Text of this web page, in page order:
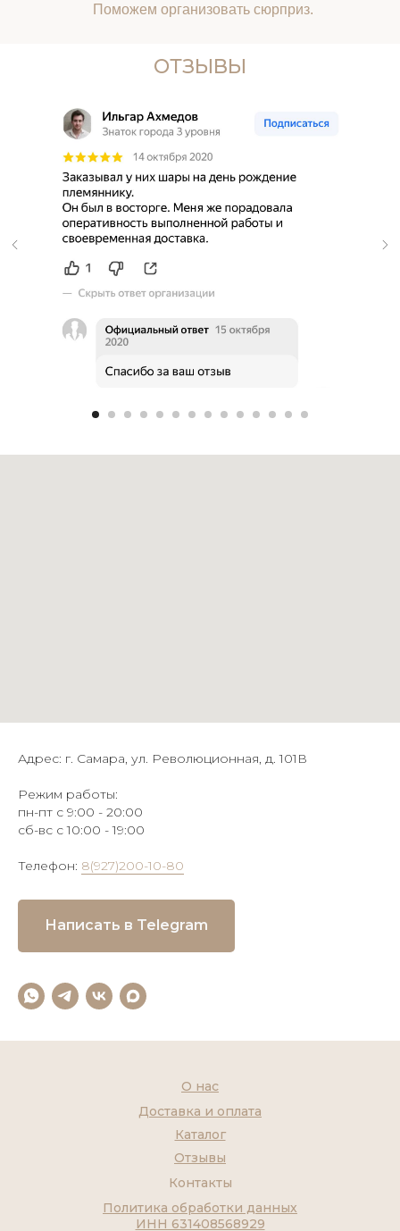
Поможем организовать сюрприз.
ОТЗЫВЫ
Адрес: г. Самара, ул. Революционная, д. 101В
Режим работы:
пн-пт с 9:00 - 20:00
сб-вс с 10:00 - 19:00
Телефон: 8(927)200-10-80
Написать в Telegram
Контакты
Каталог
О нас
Доставка и оплата
Отзывы
Политика обработки данных
ИНН 631408568929